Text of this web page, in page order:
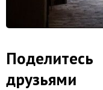
друзьями